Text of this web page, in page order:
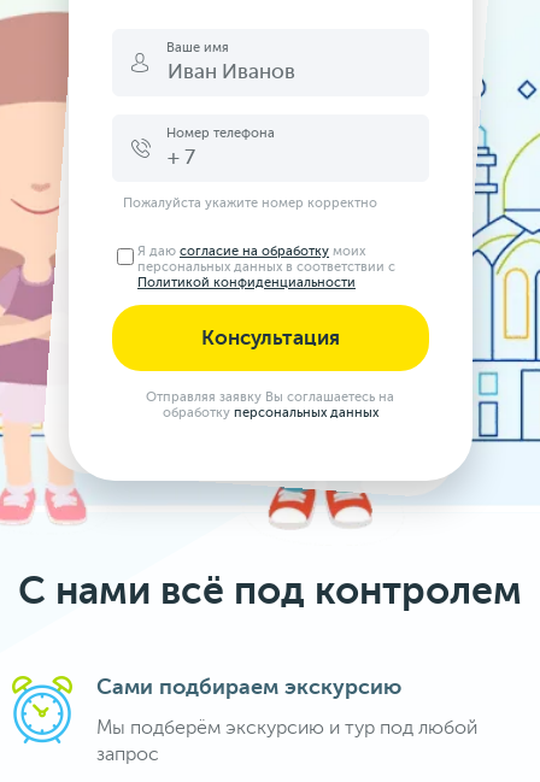
Ваше имя
Номер телефона
Пожалуйста укажите номер корректно
Я даю согласие на обработкумоих
персональных данных в соответствии с
Политикой конфиденциальности
Отправляя заявку Вы соглашаетесь на
обработку персональных данных
С нами всё под контролем
Сами подбираем экскурсию
Мы подберём экскурсию и тур под любой
запрос